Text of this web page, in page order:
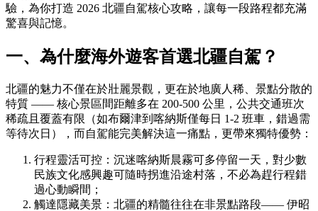
驗，為你打造 2026 北疆自駕核心攻略，讓每一段路程都充滿
驚喜與記憶。
一、為什麼海外遊客首選北疆自駕？
北疆的魅力不僅在於壯麗景觀，更在於地廣人稀、景點分散的
特質 —— 核心景區間距離多在 200-500 公里，公共交通班次
稀疏且覆蓋有限（如布爾津到喀納斯僅每日 1-2 班車，錯過需
等待次日），而自駕能完美解決這一痛點，更帶來獨特優勢：
行程靈活可控：沉迷喀納斯晨霧可多停留一天，對少數
民族文化感興趣可隨時拐進沿途村落，不必為趕行程錯
過心動瞬間；
觸達隱藏美景：北疆的精髓往往在非景點路段—— 伊昭